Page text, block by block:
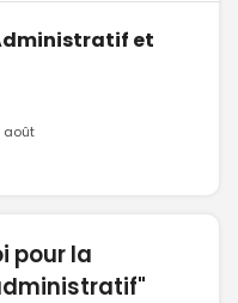
et
août
pour la